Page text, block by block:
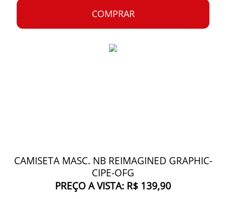
COMPRAR
CAMISETA MASC. NB REIMAGINED GRAPHIC-
CIPE-OFG
PREÇO A VISTA: R$ 139,90